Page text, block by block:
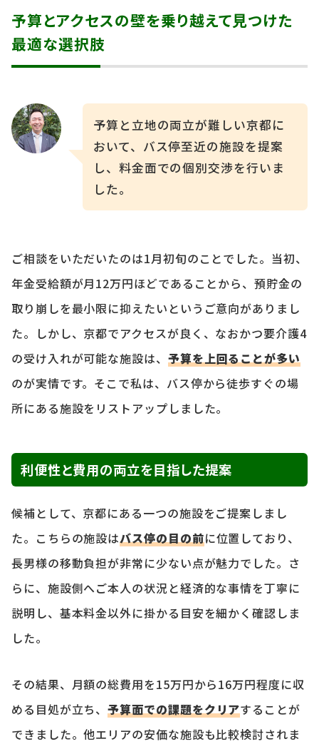
予算とアクセスの壁を乗り越えて見つけた
最適な選択肢
予算と立地の両立が難しい京都に
おいて、バス停至近の施設を提案
し、料金面での個別交渉を行いま
した。
ご相談をいただいたのは1月初旬のことでした。当初、
年金受給額が月12万円ほどであることから、預貯金の
取り崩しを最小限に抑えたいというご意向がありまし
た。しかし、京都でアクセスが良く、なおかつ要介護4
の受け入れが可能な施設は、 予算を上回ることが多い
のが実情です。そこで私は、バス停から徒歩すぐの場
所にある施設をリストアップしました。
利便性と費用の両立を目指した提案
候補として、京都にある一つの施設をご提案しまし
た。こちらの施設はバス停の目の前に位置しており、
長男様の移動負担が非常に少ない点が魅力でした。さ
らに、施設側へご本人の状況と経済的な事情を丁寧に
説明し、基本料金以外に掛かる目安を細かく確認しま
した。
その結果、月額の総費用を15万円から16万円程度に収
める目処が立ち、予算面での課題をクリアすることが
できました。他エリアの安価な施設も比較検討されま